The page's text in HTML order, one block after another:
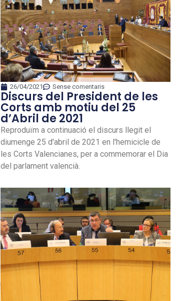
26/04/2021 Sense comentaris
Discurs del President de les
Corts amb motiu del 25
d’Abril de 2021
Reproduïm a continuació el discurs llegit el
diumenge 25 d'abril de 2021 en l'hemicicle de
les Corts Valencianes, per a commemorar el Dia
del parlament valencià.